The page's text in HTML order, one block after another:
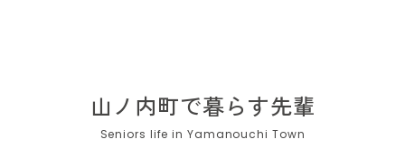
山ノ内町で暮らす先輩